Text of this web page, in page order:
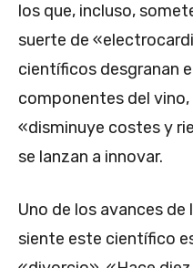
los que, incluso,
suerte de
científicos desgranan
componentes del
«disminuye costes y
se lanzan a innovar.
Uno de los avances
siente este científico